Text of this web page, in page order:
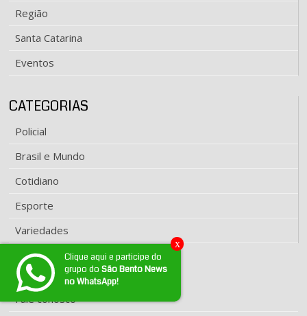
Região
Santa Catarina
Eventos
CATEGORIAS
Policial
Brasil e Mundo
Cotidiano
Esporte
Variedades
EXPEDIENTE
Fale conosco
Clique aqui e participe do
grupo do São Bento News
no WhatsApp!
x